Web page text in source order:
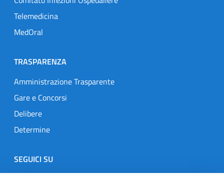
Telemedicina
MedOral
TRASPARENZA
Amministrazione Trasparente
Gare e Concorsi
Delibere
Determine
SEGUICI SU
Designers Italia
TwitterInstagramYoutubeLinkedin